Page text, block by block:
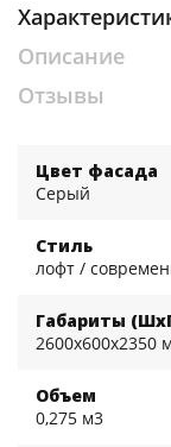
Описание
Отзывы
Цвет фасада
Серый
Стиль
лофт /
Габариты
2600x600x2350
Объем
0,275 м3